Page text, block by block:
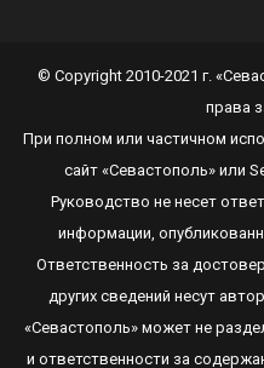
© Copyright 2010-2021 г.
права
При полном или частичном
сайт «Севастополь» или
Руководство не несет
информации,
Ответственность за
других сведений несут
«Севастополь»может не
и ответственности за